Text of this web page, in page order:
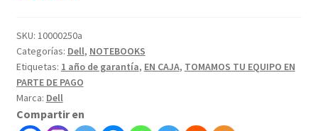
SKU: 10000250a
Categorías: Dell, NOTEBOOKS
Etiquetas: 1 año de garantía, EN CAJA, TOMAMOS TU EQUIPO EN
PARTE DE PAGO
Marca: Dell
Compartir en